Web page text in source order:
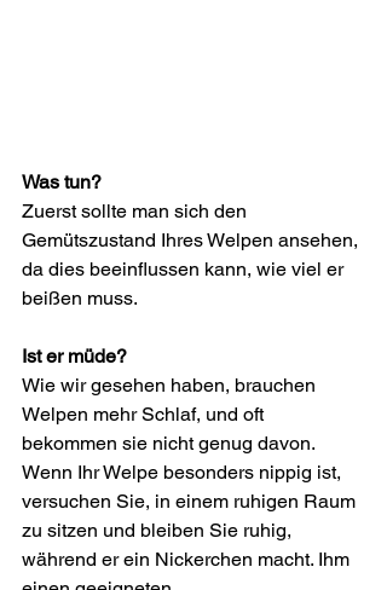
Was tun?
Zuerst sollte man sich den
Gemütszustand Ihres Welpen ansehen,
da dies beeinflussen kann, wie viel er
beißen muss.
Ist er müde?
Wie wir gesehen haben, brauchen
Welpen mehr Schlaf, und oft
bekommen sie nicht genug davon.
Wenn Ihr Welpe besonders nippig ist,
versuchen Sie, in einem ruhigen Raum
zu sitzen und bleiben Sie ruhig,
während er ein Nickerchen macht. Ihm